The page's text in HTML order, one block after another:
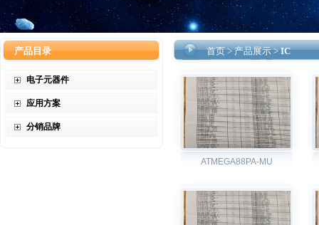
产品目录
电子元器件
应用方案
分销品牌
首页>产品展示>IC
ATMEGA88PA-MU